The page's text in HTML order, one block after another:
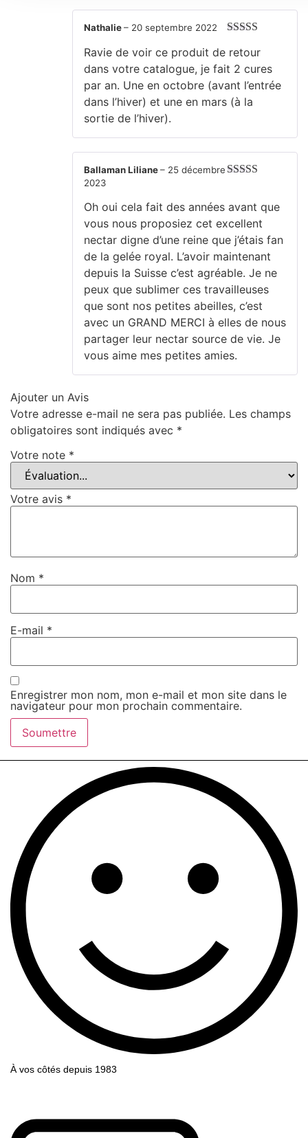
Nathalie– 20 septembre 2022
Ravie de voir ce produit de retour
dans votre catalogue, je fait 2 cures
par an. Une en octobre (avant l’entrée
dans l’hiver) et une en mars (à la
sortie de l’hiver).
Ballaman Liliane– 25 décembre
2023
Oh oui cela fait des années avant que
vous nous proposiez cet excellent
nectar digne d’une reine que j’étais fan
de la gelée royal. L’avoir maintenant
depuis la Suisse c’est agréable. Je ne
peux que sublimer ces travailleuses
que sont nos petites abeilles, c’est
avec un GRAND MERCI à elles de nous
partager leur nectar source de vie. Je
vous aime mes petites amies.
Ajouter un Avis
Votre adresse e-mail ne sera pas publiée. Les champs
obligatoires sont indiqués avec *
Votre note *
Votre avis *
Nom *
E-mail *
Enregistrer mon nom, mon e-mail et mon site dans le
navigateur pour mon prochain commentaire.
À vos côtés depuis 1983